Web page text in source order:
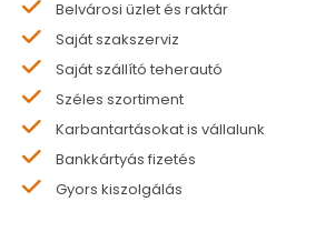
Belvárosi üzlet és raktár
Saját szakszerviz
Saját szállító teherautó
Széles szortiment
Karbantartásokat is vállalunk
Bankkártyás fizetés
Gyors kiszolgálás